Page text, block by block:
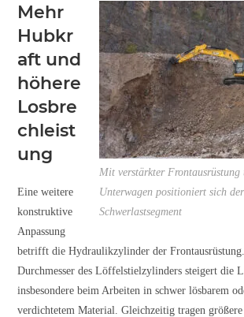
Mit verstärkter Frontausrüstung
Unterwagen positioniert sich
Schwerlastsegment
Mehr
Hubkr
aft und
höhere
Losbre
chleist
ung
Eine weitere
konstruktive
Anpassung
betrifft die Hydraulikzylinder der
Durchmesser des Löffelstielzylinders steigert die
insbesondere beim Arbeiten in schwer lösbarem
verdichtetem Material. Gleichzeitig tragen